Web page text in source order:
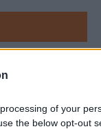
of your
the below opt-out
o jeden